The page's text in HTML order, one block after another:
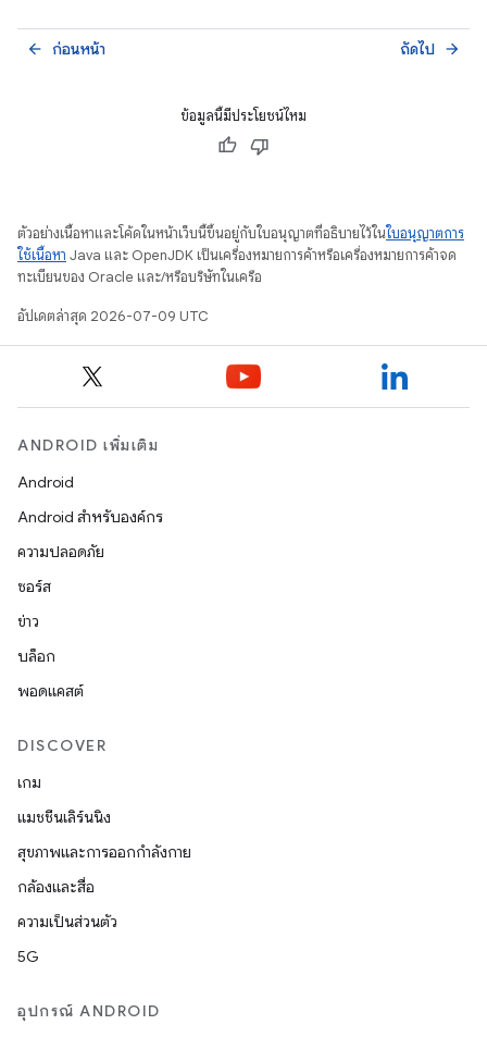
ก่อนหน้า
arrow_back ถัดไป arrow_forward
ข้อมูลนี้มีประโยชน์ไหม
ตัวอย่างเนื้อหาและโค้ดในหน้าเว็บนี้ขึ้นอยู่กับใบอนุญาตที่อธิบายไว้ในใบอนุญาตการ
ใช้เนื้อหา Java และ OpenJDK เป็นเครื่องหมายการค้าหรือเครื่องหมายการค้าจด
ทะเบียนของ Oracle และ/หรือบริษัทในเครือ
อัปเดตล่าสุด 2026-07-09 UTC
ANDROID เพิ่มเติม
Android
Android สำหรับองค์กร
ความปลอดภัย
ซอร์ส
ข่าว
บล็อก
พอดแคสต์
DISCOVER
เกม
แมชชีนเลิร์นนิง
สุขภาพและการออกกำลังกาย
กล้องและสื่อ
ความเป็นส่วนตัว
5G
อุปกรณ์ ANDROID